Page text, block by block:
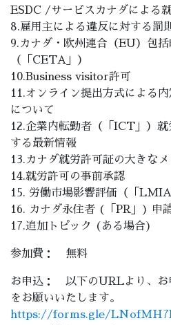
ESDC /サービスカナダによる
8.雇用主による違反に対する罰則
9.カナダ・欧州連合（EU）包
（「CETA」）
10.Business visitor許可
11.オンライン提出方式による
について
12.企業内転勤者（「ICT」）
する最新情報
13.カナダ就労許可証の大きなメ
14.就労許可の事前承認
15. 労働市場影響評価（「
16. カナダ永住者 (「PR」) 申
17.追加トピック (ある場合)
参加費： 無料
お申込： 以下のURLより、お
をお願いいたします。
https://forms.gle/